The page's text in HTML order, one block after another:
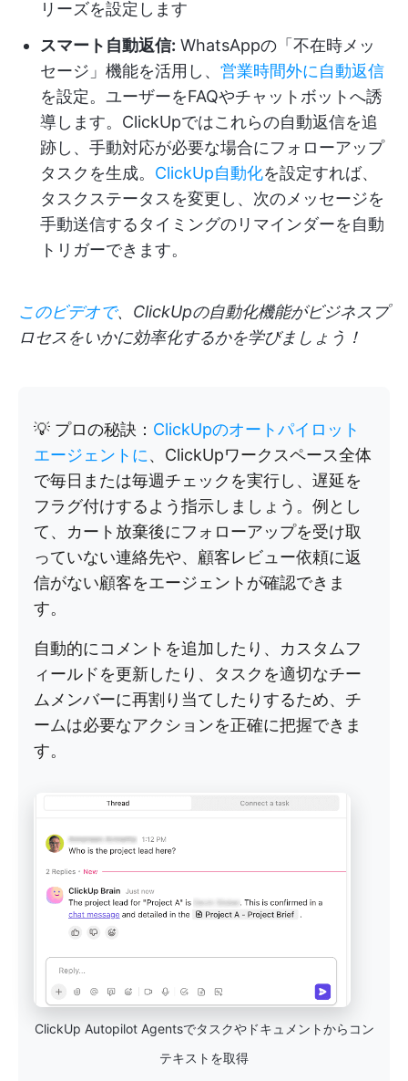
リーズを設定します
スマート自動返信: WhatsAppの「不在時メッ
セージ」機能を活用し、 営業時間外に自動返信
を設定。ユーザーをFAQやチャットボットへ誘
導します。ClickUpではこれらの自動返信を追
跡し、手動対応が必要な場合にフォローアップ
タスクを生成。 ClickUp自動化を設定すれば、
タスクステータスを変更し、次のメッセージを
手動送信するタイミングのリマインダーを自動
トリガーできます。
このビデオで、ClickUpの自動化機能がビジネスプ
ロセスをいかに効率化するかを学びましょう！
💡 プロの秘訣： ClickUpのオートパイロット
エージェントに、ClickUpワークスペース全体
で毎日または毎週チェックを実行し、遅延を
フラグ付けするよう指示しましょう。例とし
て、カート放棄後にフォローアップを受け取
っていない連絡先や、顧客レビュー依頼に返
信がない顧客をエージェントが確認できま
す。
自動的にコメントを追加したり、カスタムフ
ィールドを更新したり、タスクを適切なチー
ムメンバーに再割り当てしたりするため、チ
ームは必要なアクションを正確に把握できま
す。
ClickUp Autopilot Agentsでタスクやドキュメントからコン
テキストを取得